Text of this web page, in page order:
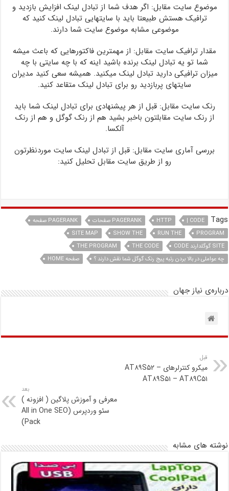
موضوع سایت مقابل: اگر هدف شما از تبادل لینک افزایش بازدید و
ترافیک هستش طبیعتا باید با سایتهایی تبادل لینک کنید که
موضوعی مشابه موضوع سایت شما دارند.
مقدار ترافیک سایت مقابل: از مهمترین فاکتورهایی که باعث میشه
شما تو یه تبادل لینک برنده باشید اینه که با چه سایتی با چه
میزان ترافیکی دارید تبادل لینک میکنید. همیشه سعی کنید مدیران
سایتهای پربازدید رو برای تبادل لینک متقاعد کنید.
رنک سایت مقابل: قبل از هر پیشنهادی برای تبادل لینک شما باید
از رنک سایت مقابلتون باخبر بشید هم از رنک گوگل و هم از رنک
آلکسا.
بررسی آماری سایت مقابل: قبل از تبادل لینک سایت موردنظرتون
رو از طریق سایت مقابل تحلیل کنید:
Tags
CODE |
HTTP PAGERANK صفحات
PAGERANK صفحه
PROGRAM
RUN THE
SHOW THE
SITE MAP
SITE گوگلدارند CODE
THE CODE
THE PROGRAM
چه عواملی در بالا بردن رتبه پیج رنک گوگل شما نقش دارند ؟
صفحه HOME
درباره‌ی نیاز جهان
قبل
میکرو کنترلرهای AT۸۹S۵۲ –
AT۸۹S۵۱ – AT۸۹C۵۱
بعد
معرفی و آموزش پلاگین ( افزونه )
سئو وردپرس (All in One SEO
Pack)
نوشته های مشابه